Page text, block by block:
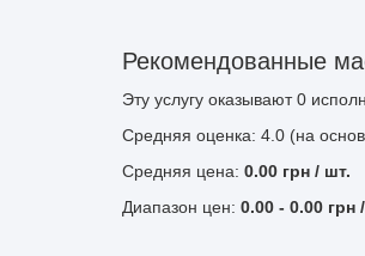
Рекомендованные
Эту услугу оказывают0
Средняя оценка: 4.0 (на
Средняя цена: 0.00 грн / шт.
Диапазон цен: 0.00 - 0.00 грн